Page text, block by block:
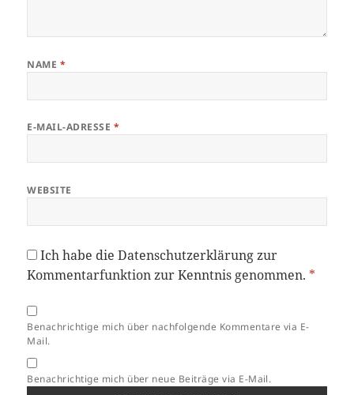
NAME *
E-MAIL-ADRESSE *
WEBSITE
Ich habe dieDatenschutzerklärungzur
Kommentarfunktion zur Kenntnis genommen. *
Benachrichtige mich über nachfolgende Kommentare via E-
Mail.
Benachrichtige mich über neue Beiträge via E-Mail.